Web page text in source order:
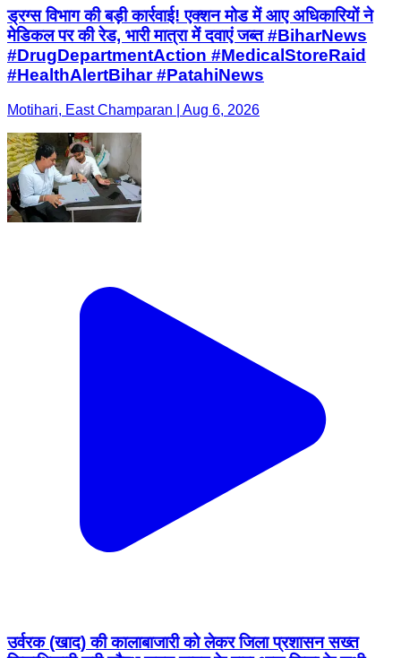
ड्रग्स विभाग की बड़ी कार्रवाई! एक्शन मोड में आए अधिकारियों ने
मेडिकल पर की रेड, भारी मात्रा में दवाएं जब्त #BiharNews
#DrugDepartmentAction #MedicalStoreRaid
#HealthAlertBihar #PatahiNews
Motihari, East Champaran | Aug 6, 2026
उर्वरक (खाद) की कालाबाजारी को लेकर जिला प्रशासन सख्त